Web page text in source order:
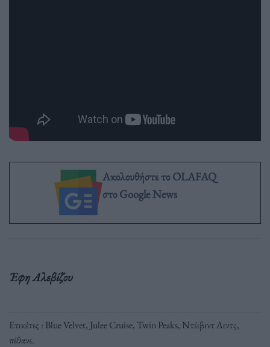
Ακολουθήστε το OLAFAQ
στο Google News
Έφη Αλεβίζου
Ετικέτες : Blue Velvet, Julee Cruise, Twin Peaks, Ντέιβιντ Λιντς,
πέθανε.